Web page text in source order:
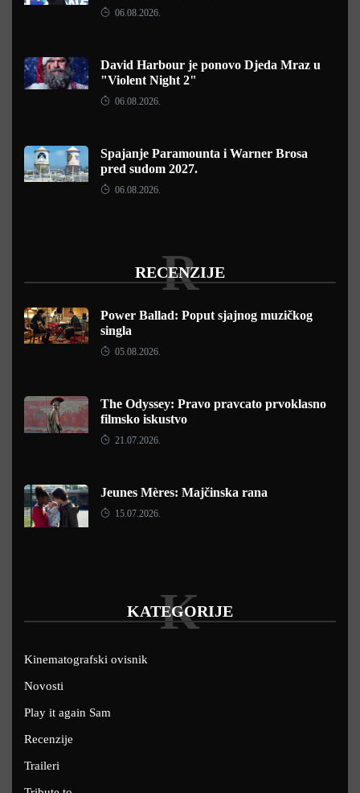
06.08.2026.
David Harbour je ponovo Djeda Mraz u
"Violent Night 2"
06.08.2026.
Spajanje Paramounta i Warner Brosa
pred sudom 2027.
06.08.2026.
RECENZIJE
R
Power Ballad: Poput sjajnog muzičkog
singla
05.08.2026.
The Odyssey: Pravo pravcato prvoklasno
filmsko iskustvo
21.07.2026.
Jeunes Mères: Majčinska rana
15.07.2026.
KATEGORIJE
K
Kinematografski ovisnik
Novosti
Play it again Sam
Recenzije
Traileri